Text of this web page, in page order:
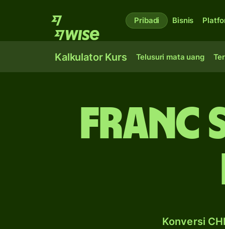
Pribadi Bisnis
Kalkulator Kurs Telusuri mata uang
franc
Konversi